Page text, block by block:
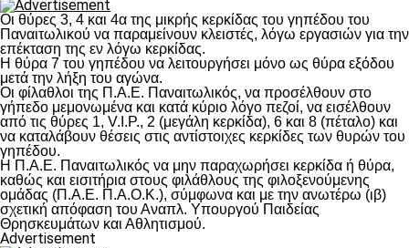
Οι θύρες 3, 4 και 4α της μικρής κερκίδας του γηπέδου του
Παναιτωλικού να παραμείνουν κλειστές, λόγω εργασιών για την
επέκταση της εν λόγω κερκίδας.
Η θύρα 7 του γηπέδου να λειτουργήσει μόνο ως θύρα εξόδου
μετά την λήξη του αγώνα.
Οι φίλαθλοι της Π.Α.Ε. Παναιτωλικός, να προσέλθουν στο
γήπεδο μεμονωμένα και κατά κύριο λόγο πεζοί, να εισέλθουν
από τις θύρες 1, V.I.P., 2 (μεγάλη κερκίδα), 6 και 8 (πέταλο) και
να καταλάβουν θέσεις στις αντίστοιχες κερκίδες των θυρών του
γηπέδου.
Η Π.Α.Ε. Παναιτωλικός να μην παραχωρήσει κερκίδα ή θύρα,
καθώς και εισιτήρια στους φιλάθλους της φιλοξενούμενης
ομάδας (Π.Α.Ε. Π.Α.Ο.Κ.), σύμφωνα και με την ανωτέρω (ιβ)
σχετική απόφαση του Αναπλ. Υπουργού Παιδείας
Θρησκευμάτων και Αθλητισμού.
Advertisement